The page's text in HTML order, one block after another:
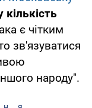
є чітким
зв'язуватися
народу".